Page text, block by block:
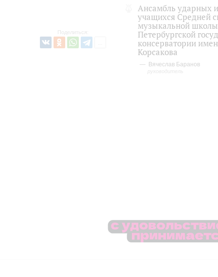
Поделиться:
Ансамбль ударных
учащихся Средней
музыкальной
Петербургской
консерватории
Корсакова
Вячеслав Баранов
руководитель